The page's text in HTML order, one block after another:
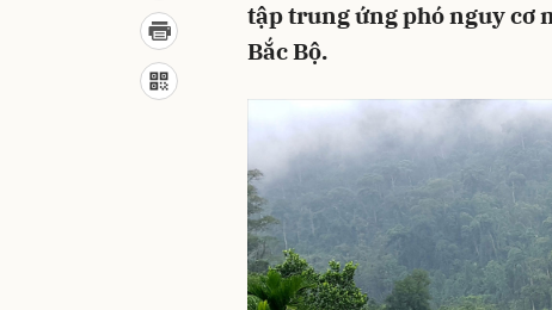
tập trung ứng phó nguy cơ
Bắc Bộ.